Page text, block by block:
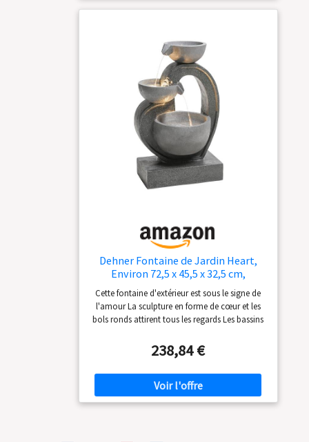
Dehner Fontaine de Jardin Heart,
Environ 72,5 x 45,5 x 32,5 cm,
polyrésine, Gris
Cette fontaine d'extérieur est sous le signe de
l'amour La sculpture en forme de cœur et les
bols ronds attirent tous les regards Les bassins
des LED blanc chaud En polyrésine résistante
aux intempéries et aux UV, pompe et
transformateur inclus Poids : 10,5 kg - Volume :
14 l - Puissance : 7 W - Tension : 12 V
238,84 €